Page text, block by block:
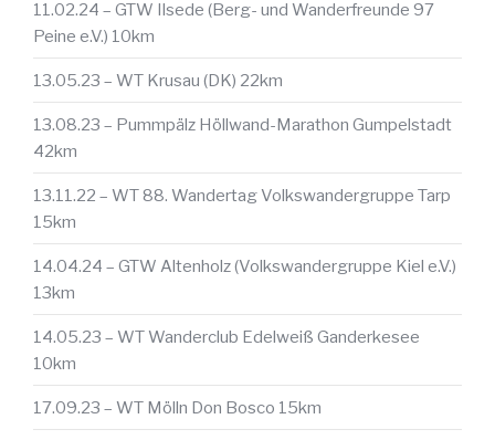
11.02.24 – GTW Ilsede (Berg- und Wanderfreunde 97
Peine e.V.) 10km
13.05.23 – WT Krusau (DK) 22km
13.08.23 – Pummpälz Höllwand-Marathon Gumpelstadt
42km
13.11.22 – WT 88. Wandertag Volkswandergruppe Tarp
15km
14.04.24 – GTW Altenholz (Volkswandergruppe Kiel e.V.)
13km
14.05.23 – WT Wanderclub Edelweiß Ganderkesee
10km
17.09.23 – WT Mölln Don Bosco 15km